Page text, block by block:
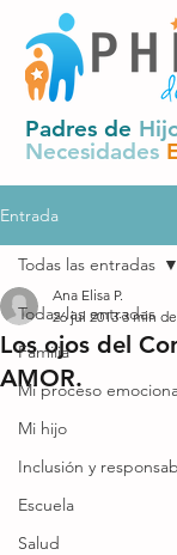
Padres de
Necesidades
Entrada
Todas las entradas
Familia
Mi proceso
Mi hijo
Inclusión y
Escuela
Salud
Todas las entradas
Los ojos del
AMOR.
Ana Elisa P.
26 jul 2013 3 min